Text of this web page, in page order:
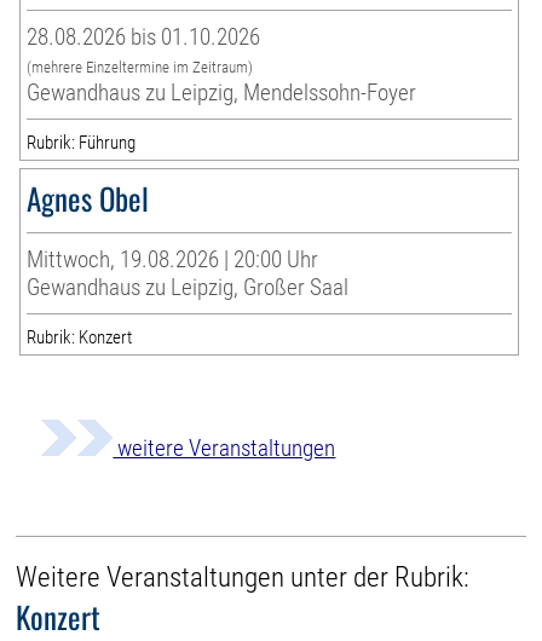
28.08.2026 bis 01.10.2026
(mehrere Einzeltermine im Zeitraum)
Gewandhaus zu Leipzig, Mendelssohn-Foyer
Rubrik: Führung
Agnes Obel
Mittwoch, 19.08.2026 | 20:00 Uhr
Gewandhaus zu Leipzig, Großer Saal
Rubrik: Konzert
weitere Veranstaltungen
Weitere Veranstaltungen unter der Rubrik:
Konzert